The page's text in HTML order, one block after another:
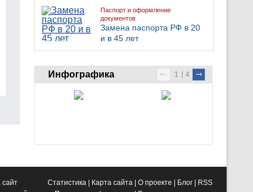
Паспорт и оформление
документов
Замена паспорта РФ в 20
и в 45 лет
Инфографика 1 4
сайт
Статистика Карта сайта О проекте Блог
RSS